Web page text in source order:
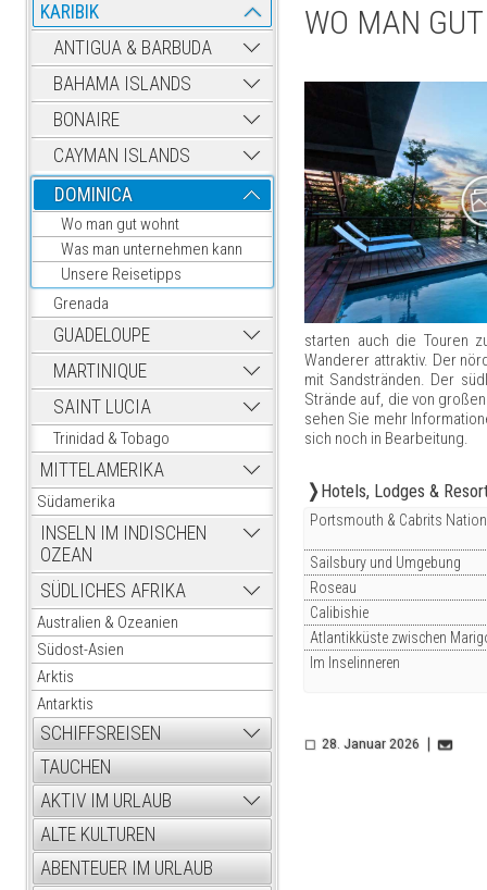
KARIBIK
ANTIGUA & BARBUDA
BAHAMA ISLANDS
BONAIRE
CAYMAN ISLANDS
DOMINICA
Wo man gut wohnt
Was man unternehmen kann
Unsere Reisetipps
Grenada
GUADELOUPE
MARTINIQUE
SAINT LUCIA
Trinidad & Tobago
MITTELAMERIKA
Südamerika
INSELN IM INDISCHEN
OZEAN
SÜDLICHES AFRIKA
Australien & Ozeanien
Südost-Asien
Arktis
Antarktis
SCHIFFSREISEN
TAUCHEN
AKTIV IM URLAUB
ALTE KULTUREN
ABENTEUER IM URLAUB
WO MAN
starten auch die Touren
Wanderer attraktiv. Der
mit Sandstränden. Der
Strände auf, die von
sehen Sie mehr
sich noch in Bearbeitung.
Hotels, Lodges &
Portsmouth & Cabrits
Sailsbury und Umgebung
Roseau
Calibishie
Atlantikküste zwischen
Im Inselinneren
28. Januar 2026